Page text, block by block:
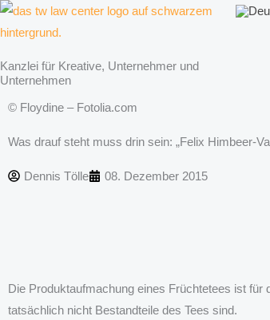
Zum
Inhalt
Kanzlei für Kreative, Unternehmer und
Unternehmen
© Floydine – Fotolia.com
Was drauf steht muss drin sein: „Felix Himbeer-
Dennis Tölle 08. Dezember 2015
Die Produktaufmachung eines Früchtetees ist
tatsächlich nicht Bestandteile des Tees sind.